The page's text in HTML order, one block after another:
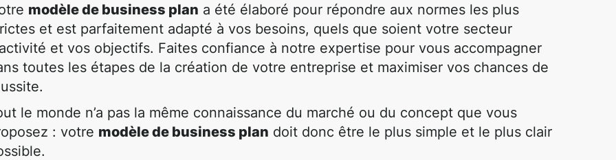
modèle de business plan a été élaboré pour répondre aux normes les plus
et est parfaitement adapté à vos besoins, quels que soient votre secteur
et vos objectifs. Faites confiance à notre expertise pour vous accompagner
toutes les étapes de la création de votre entreprise et maximiser vos chances de
le monde n’a pas la même connaissance du marché ou du concept que vous
: votre modèle de business plan doit donc être le plus simple et le plus clair